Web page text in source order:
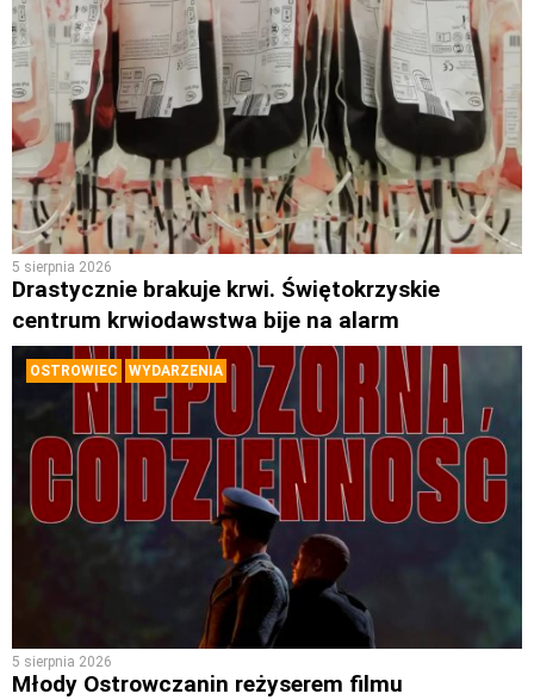
5 sierpnia 2026
Drastycznie brakuje krwi. Świętokrzyskie
centrum krwiodawstwa bije na alarm
OSTROWIEC WYDARZENIA
5 sierpnia 2026
Młody Ostrowczanin reżyserem filmu